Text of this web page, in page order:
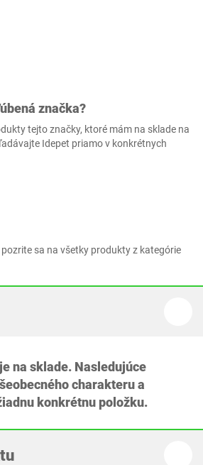
značka?
tejto značky, ktoré mám na sklade na
Idepet priamo v konkrétnych
sa na všetky produkty z kategórie
na sklade. Nasledujúce
charakteru a
konkrétnu položku.